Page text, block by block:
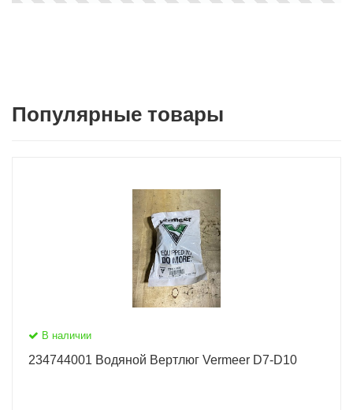
Популярные товары
В наличии
234744001 Водяной Вертлюг Vermeer D7-D10